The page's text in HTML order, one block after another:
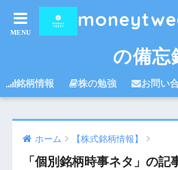
の備忘
銘柄情報 株の勉強 お問い
ホーム 【株式銘柄情報】
「個別銘柄時事ネタ」の記